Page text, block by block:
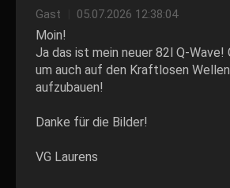
Gast 05.07.2026 12:38:04
Moin!
Ja das ist mein neuer 82l Q-Wave!
um auch auf den Kraftlosen
aufzubauen!
Danke für die Bilder!
VG Laurens